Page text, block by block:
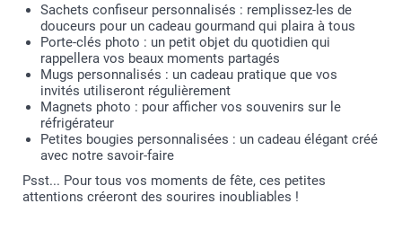
Sachets confiseur personnalisés : remplissez-les de
douceurs pour un cadeau gourmand qui plaira à tous
Porte-clés photo : un petit objet du quotidien qui
rappellera vos beaux moments partagés
Mugs personnalisés : un cadeau pratique que vos
invités utiliseront régulièrement
Magnets photo : pour afficher vos souvenirs sur le
réfrigérateur
Petites bougies personnalisées : un cadeau élégant créé
avec notre savoir-faire
Psst... Pour tous vos moments de fête, ces petites
attentions créeront des sourires inoubliables !